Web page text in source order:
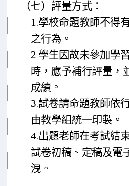
（七）評量方式：
1.學校命題教師不得
之行為。
2 學生因故未參加學
時，應予補行評量，
成績。
3.試卷請命題教師依
由教學組統一印製。
4.出題老師在考試結
試卷初稿、定稿及電
洩。